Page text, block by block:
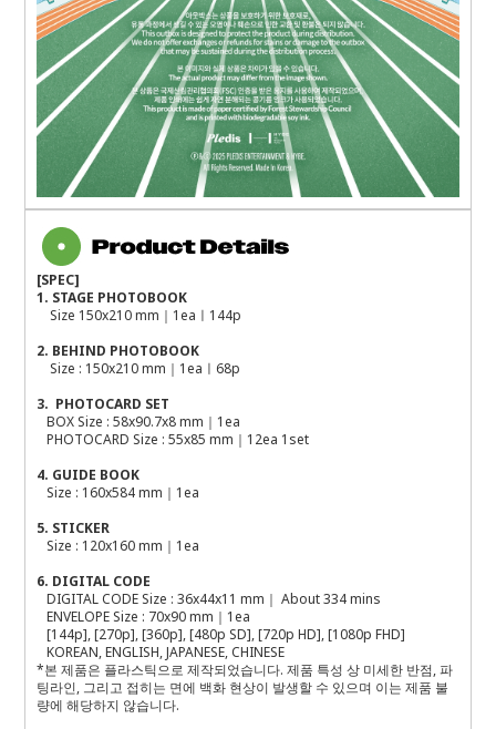
[SPEC]
1. STAGE PHOTOBOOK
Size 150x210 mm｜1eaㅣ144p
2. BEHIND PHOTOBOOK
Size : 150x210 mm｜1eaㅣ68p
3. PHOTOCARD SET
BOX Size : 58x90.7x8 mm｜1ea
PHOTOCARD Size : 55x85 mm｜12ea 1set
4. GUIDE BOOK
Size : 160x584 mm｜1ea
5. STICKER
Size : 120x160 mm｜1ea
6. DIGITAL CODE
DIGITAL CODE Size : 36x44x11 mm｜ About 334 mins
ENVELOPE Size : 70x90 mm｜1ea
[144p], [270p], [360p], [480p SD], [720p HD], [1080p FHD]
KOREAN, ENGLISH, JAPANESE, CHINESE
*본 제품은 플라스틱으로 제작되었습니다. 제품 특성 상 미세한 반점, 파
팅라인, 그리고 접히는 면에 백화 현상이 발생할 수 있으며 이는 제품 불
량에 해당하지 않습니다.